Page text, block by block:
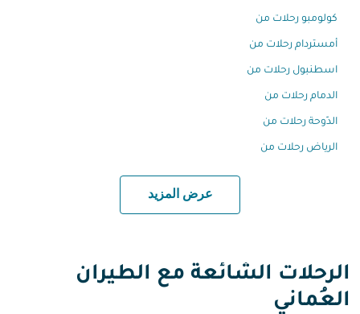
كولومبو رحلات من
أمستردام رحلات من
اسطنبول رحلات من
الدمام رحلات من
الدّوحة رحلات من
الرياض رحلات من
عرض المزيد
الرحلات الشائعة مع الطيران
العُماني